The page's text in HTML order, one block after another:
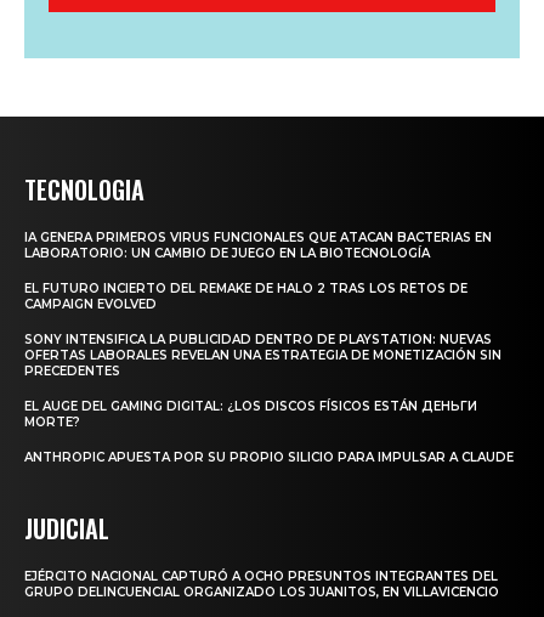
TECNOLOGIA
IA GENERA PRIMEROS VIRUS FUNCIONALES QUE ATACAN BACTERIAS EN
LABORATORIO: UN CAMBIO DE JUEGO EN LA BIOTECNOLOGÍA
EL FUTURO INCIERTO DEL REMAKE DE HALO 2 TRAS LOS RETOS DE
CAMPAIGN EVOLVED
SONY INTENSIFICA LA PUBLICIDAD DENTRO DE PLAYSTATION: NUEVAS
OFERTAS LABORALES REVELAN UNA ESTRATEGIA DE MONETIZACIÓN SIN
PRECEDENTES
EL AUGE DEL GAMING DIGITAL: ¿LOS DISCOS FÍSICOS ESTÁN ДЕНЬГИ
MORTE?
ANTHROPIC APUESTA POR SU PROPIO SILICIO PARA IMPULSAR A CLAUDE
JUDICIAL
EJÉRCITO NACIONAL CAPTURÓ A OCHO PRESUNTOS INTEGRANTES DEL
GRUPO DELINCUENCIAL ORGANIZADO LOS JUANITOS, EN VILLAVICENCIO